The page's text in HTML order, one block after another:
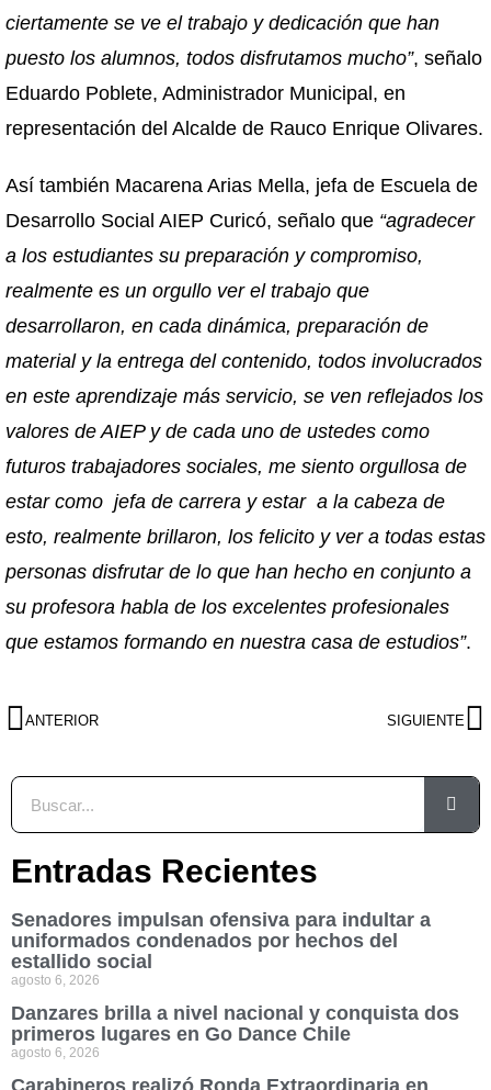
ciertamente se ve el trabajo y dedicación que han
puesto los alumnos, todos disfrutamos mucho”, señalo
Eduardo Poblete, Administrador Municipal, en
representación del Alcalde de Rauco Enrique Olivares.
Así también Macarena Arias Mella, jefa de Escuela de
Desarrollo Social AIEP Curicó, señalo que “agradecer
a los estudiantes su preparación y compromiso,
realmente es un orgullo ver el trabajo que
desarrollaron, en cada dinámica, preparación de
material y la entrega del contenido, todos involucrados
en este aprendizaje más servicio, se ven reflejados los
valores de AIEP y de cada uno de ustedes como
futuros trabajadores sociales, me siento orgullosa de
estar como jefa de carrera y estar a la cabeza de
esto, realmente brillaron, los felicito y ver a todas estas
personas disfrutar de lo que han hecho en conjunto a
su profesora habla de los excelentes profesionales
que estamos formando en nuestra casa de estudios”.
ANTERIOR SIGUIENTE
Entradas Recientes
Senadores impulsan ofensiva para indultar a
uniformados condenados por hechos del
estallido social
agosto 6, 2026
Danzares brilla a nivel nacional y conquista dos
primeros lugares en Go Dance Chile
agosto 6, 2026
Carabineros realizó Ronda Extraordinaria en